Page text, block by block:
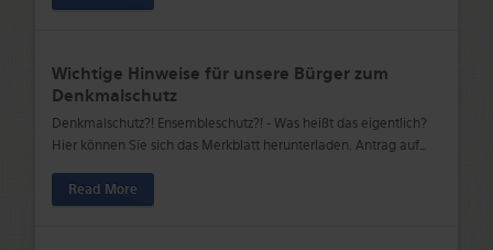
Wichtige Hinweise für unsere Bürger zum
Denkmalschutz
Denkmalschutz?! Ensembleschutz?! - Was heißt das eigentlich?
Hier können Sie sich das Merkblatt herunterladen. Antrag auf…
Read More